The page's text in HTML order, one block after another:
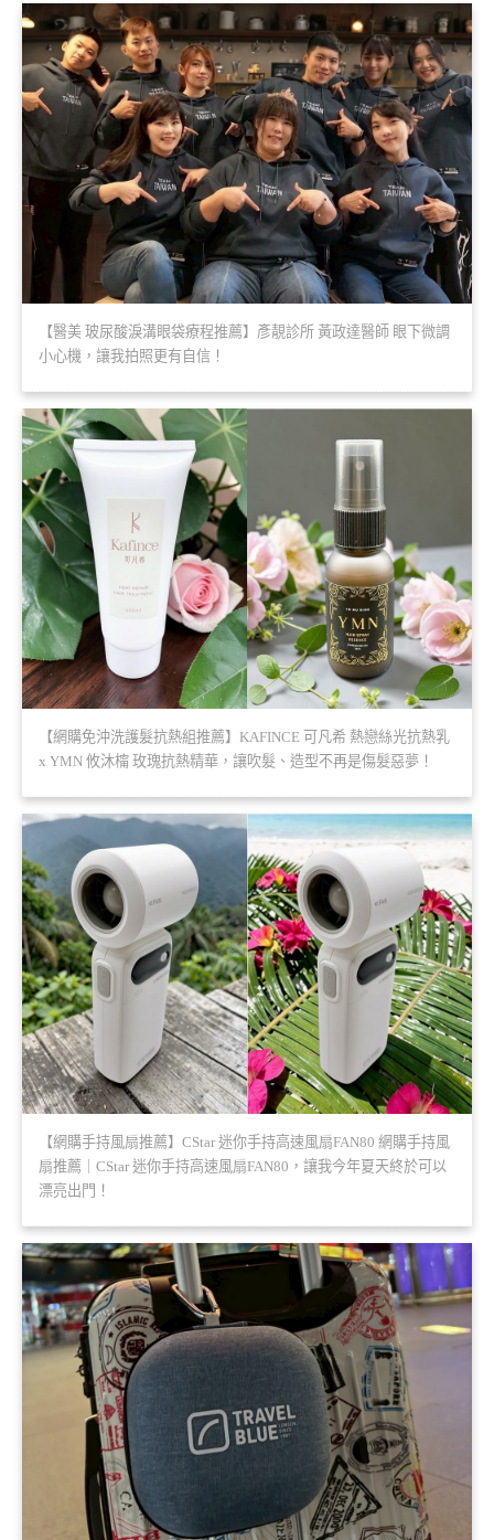
【醫美 玻尿酸淚溝眼袋療程推薦】彥靚診所 黃政達醫師 眼下微調
小心機，讓我拍照更有自信！
【網購免沖洗護髮抗熱組推薦】KAFINCE 可凡希 熱戀絲光抗熱乳
x YMN 攸沐橣 玫瑰抗熱精華，讓吹髮、造型不再是傷髮惡夢！
【網購手持風扇推薦】CStar 迷你手持高速風扇FAN80 網購手持風
扇推薦｜CStar 迷你手持高速風扇FAN80，讓我今年夏天終於可以
漂亮出門！